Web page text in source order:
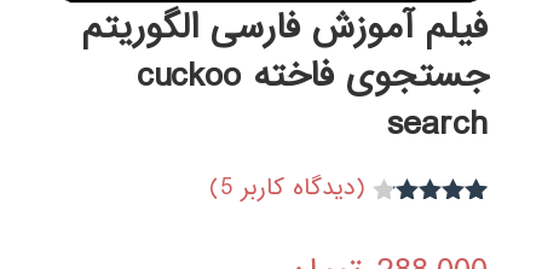
فیلم آموزش فارسی الگوریتم
جستجوی فاخته cuckoo
search
امتیاز
(دیدگاه کاربر 5
)